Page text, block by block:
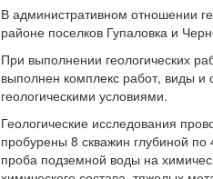
В административном отношении
районе поселков Гупаловка и
При выполнении геологических
выполнен комплекс работ, виды
геологическими условиями.
Геологические исследования
пробурены 8 скважин глубиной
проба подземной воды на